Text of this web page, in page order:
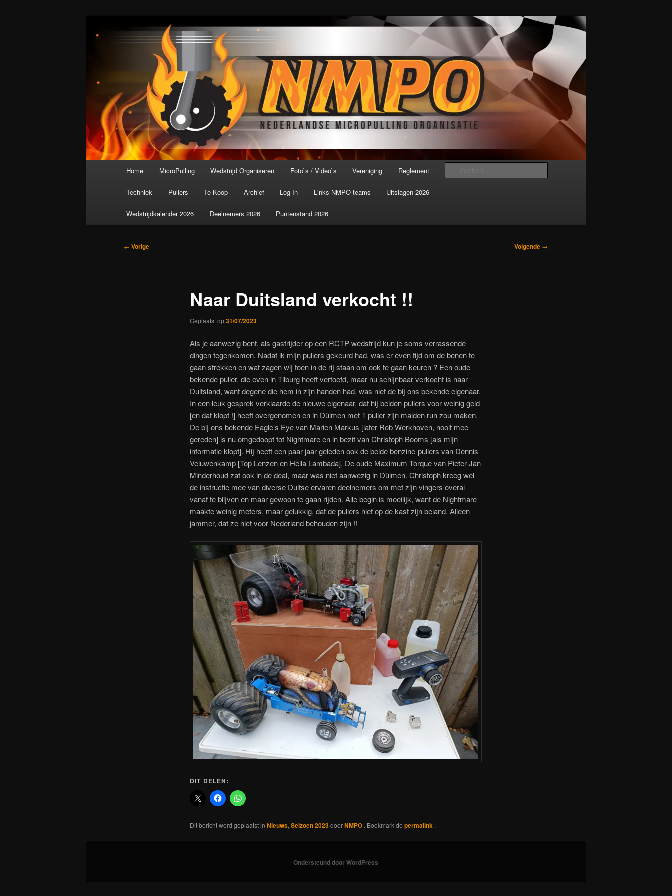
Nederlandse MicroPulling Organisatie
De meest krachtige modelbouwsport ter wereld!
Home MicroPulling Wedstrijd Organiseren Foto`s / Video`s Vereniging Reglement
Techniek Pullers Te Koop Archief Log In Links NMPO-teams Uitslagen 2026
Wedstrijdkalender 2026 Deelnemers 2026 Puntenstand 2026
Bericht
← Vorige Volgende →
Naar Duitsland verkocht !!
Geplaatst op31/07/2023
Als je aanwezig bent, als gastrijder op een RCTP-wedstrijd kun je soms verrassende
dingen tegenkomen. Nadat ik mijn pullers gekeurd had, was er even tijd om de benen te
gaan strekken en wat zagen wij toen in de rij staan om ook te gaan keuren ? Een oude
bekende puller, die even in Tilburg heeft vertoefd, maar nu schijnbaar verkocht is naar
Duitsland, want degene die hem in zijn handen had, was niet de bij ons bekende eigenaar.
In een leuk gesprek verklaarde de nieuwe eigenaar, dat hij beiden pullers voor weinig geld
[en dat klopt !] heeft overgenomen en in Dülmen met 1 puller zijn maiden run zou maken.
De bij ons bekende Eagle’s Eye van Marien Markus [later Rob Werkhoven, nooit mee
gereden] is nu omgedoopt tot Nightmare en in bezit van Christoph Booms [als mijn
informatie klopt]. Hij heeft een paar jaar geleden ook de beide benzine-pullers van Dennis
Veluwenkamp [Top Lenzen en Hella Lambada]. De oude Maximum Torque van Pieter-Jan
Minderhoud zat ook in de deal, maar was niet aanwezig in Dülmen. Christoph kreeg wel
de instructie mee van diverse Duitse ervaren deelnemers om met zijn vingers overal
vanaf te blijven en maar gewoon te gaan rijden. Alle begin is moeilijk, want de Nightmare
maakte weinig meters, maar gelukkig, dat de pullers niet op de kast zijn beland. Alleen
jammer, dat ze niet voor Nederland behouden zijn !!
DIT DELEN:
Dit bericht werd geplaatst in Nieuws, Seizoen 2023doorNMPO . Bookmark de permalink .
Ondersteund door WordPress